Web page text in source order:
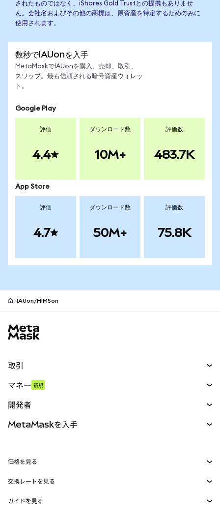
されたものではなく、iShares Gold Trustとの提携もありませ
ん。会社名およびその他の商標は、原資産を特定するためのみに
使用されます。
数秒でIAUonを入手
MetaMaskでIAUonを購入、売却、取引、
スワップ。最も信頼される暗号資産ウォレッ
ト。
Google Play
評価
4.4
ダウンロード数
10M+
評価数
483.7K
App Store
評価
4.7
ダウンロード数
50M+
評価数
75.8K
IAUon/HIMSon
取引
パーペチュアル
RWA
マネー 新規
開発者
MetaMask Connect
Snaps
MetaMaskを入手
セキュリティ
価格を見る
イーサリアムの価格
Solanaの価格
交換レートを見る
ETH→USD
ガイドを見る